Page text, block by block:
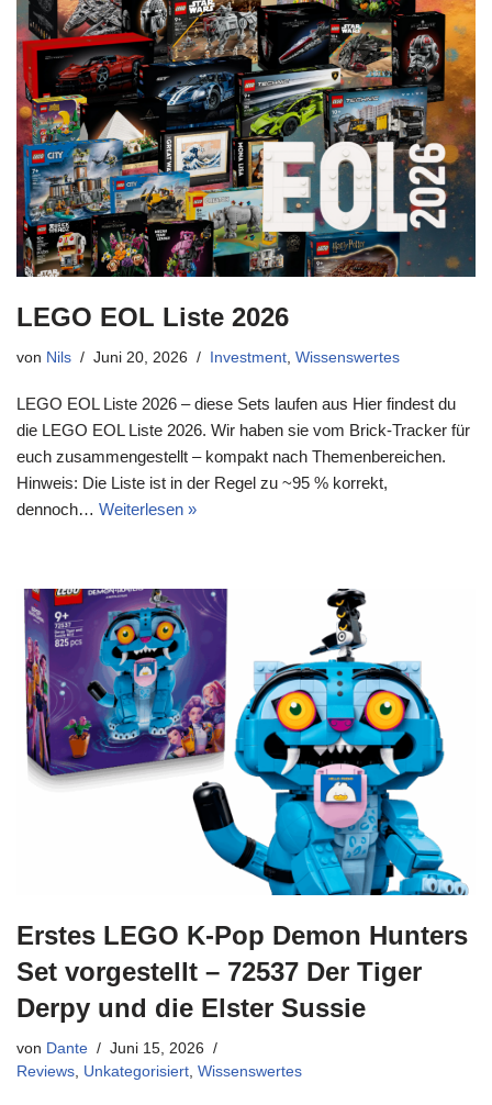
LEGO EOL Liste 2026
von Nils Juni 20, 2026 Investment, Wissenswertes
LEGO EOL Liste 2026 – diese Sets laufen aus Hier findest du
die LEGO EOL Liste 2026. Wir haben sie vom Brick-Tracker für
euch zusammengestellt – kompakt nach Themenbereichen.
Hinweis: Die Liste ist in der Regel zu ~95 % korrekt,
dennoch… Weiterlesen »
Erstes LEGO K-Pop Demon Hunters
Set vorgestellt – 72537 Der Tiger
Derpy und die Elster Sussie
von Dante
Juni 15, 2026
Reviews, Unkategorisiert, Wissenswertes